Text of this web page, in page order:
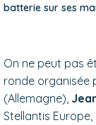
batterie sur ses
On ne peut pas
ronde organisée
(Allemagne),
Stellantis